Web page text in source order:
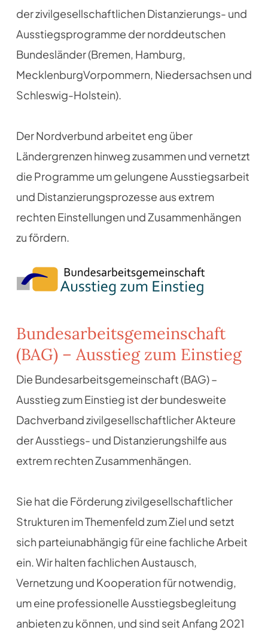
der zivil­gesellschaftlichen Distanzierungs- und
Ausstiegsprogramme der norddeutschen
Bundes­länder (Bremen, Hamburg,
Mecklenburg­Vorpommern, Niedersachsen und
Schleswig-Holstein).
Der Nordverbund ­arbeitet eng über
Ländergrenzen hinweg zusammen und vernetzt
die Programme um gelungene Ausstiegsarbeit
und Distanzierungsprozesse aus extrem
rechten Einstellungen und Zusammenhängen
zu fördern.
Bundesarbeitsgemeinschaft
(BAG) – Ausstieg zum Einstieg
Die Bundesarbeitsgemeinschaft (BAG) –
Ausstieg zum Einstieg ist der bundesweite
Dachverband zivilgesellschaftlicher Akteure
der Ausstiegs- und Distanzierungshilfe aus
extrem rechten Zusammenhängen.
Sie hat die Förderung zivilgesellschaftlicher
Strukturen im Themenfeld zum Ziel und setzt
sich parteiunabhängig für eine fachliche Arbeit
ein. Wir halten fachlichen Austausch,
Vernetzung und Kooperation für notwendig,
um eine professionelle Ausstiegsbegleitung
anbieten zu können, und sind seit Anfang 2021